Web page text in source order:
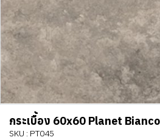
กระเบื้อง 60x60 Planet
SKU : PT045